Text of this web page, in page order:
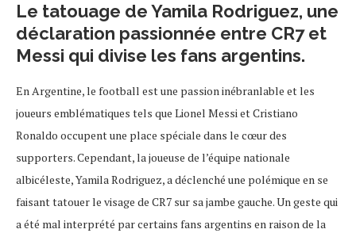
Le tatouage de Yamila Rodriguez, une
déclaration passionnée entre CR7 et
Messi qui divise les fans argentins.
En Argentine, le football est une passion inébranlable et les
joueurs emblématiques tels que Lionel Messi et Cristiano
Ronaldo occupent une place spéciale dans le cœur des
supporters. Cependant, la joueuse de l’équipe nationale
albicéleste, Yamila Rodriguez, a déclenché une polémique en se
faisant tatouer le visage de CR7 sur sa jambe gauche. Un geste qui
a été mal interprété par certains fans argentins en raison de la